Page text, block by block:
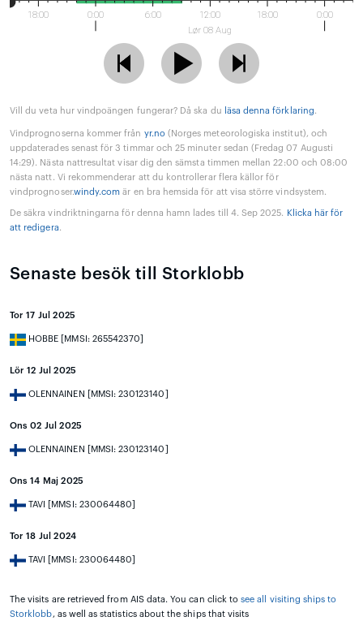
18:00 0:00 6:00
12:00
Lør 08 Aug
18:00 0:00
Vill du veta hur vindpoängen fungerar? Då ska du läsa denna förklaring.
Vindprognoserna kommer från yr.no (Norges meteorologiska institut), och
uppdaterades senast för 3 timmar och 25 minuter sedan (Fredag 07 Augusti
14:29). Nästa nattresultat visar dig den sämsta timmen mellan 22:00 och 08:00
nästa natt. Vi rekommenderar att du kontrollerar flera källor för
vindprognoser.windy.com är en bra hemsida för att visa större vindsystem.
De säkra vindriktningarna för denna hamn lades till 4. Sep 2025.
Klicka här för
att redigera.
Senaste besök till Storklobb
Tor 17 Jul 2025
HOBBE [MMSI: 265542370]
Lör 12 Jul 2025
OLENNAINEN [MMSI: 230123140]
Ons 02 Jul 2025
OLENNAINEN [MMSI: 230123140]
Ons 14 Maj 2025
TAVI [MMSI: 230064480]
Tor 18 Jul 2024
TAVI [MMSI: 230064480]
The visits are retrieved from AIS data. You can click tosee all visiting ships to
Storklobb, as well as statistics about the ships that visits